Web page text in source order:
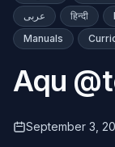
عربى
हिन्दी
Manuals
Aqu
September 3,